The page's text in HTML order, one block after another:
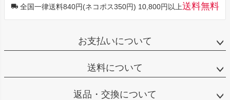
全国一律送料840円(ネコポス350円) 10,800円以上送料無料
お支払いについて
送料について
返品・交換について